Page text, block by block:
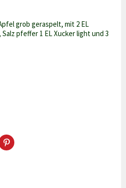
grob geraspelt, mit 2 EL
pfeffer 1 EL Xucker light und 3